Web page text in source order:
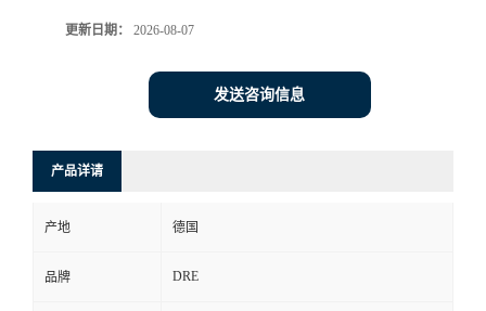
更新日期： 2026-08-07
发送咨询信息
产品详请
产地 德国
品牌 DRE